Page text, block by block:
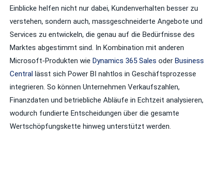
Einblicke helfen nicht nur dabei, Kundenverhalten besser zu
verstehen, sondern auch, massgeschneiderte Angebote und
Services zu entwickeln, die genau auf die Bedürfnisse des
Marktes abgestimmt sind. In Kombination mit anderen
Microsoft-Produkten wie Dynamics 365 Sales oder Business
Central lässt sich Power BI nahtlos in Geschäftsprozesse
integrieren. So können Unternehmen Verkaufszahlen,
Finanzdaten und betriebliche Abläufe in Echtzeit analysieren,
wodurch fundierte Entscheidungen über die gesamte
Wertschöpfungskette hinweg unterstützt werden.